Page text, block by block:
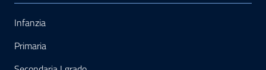
Infanzia
Primaria